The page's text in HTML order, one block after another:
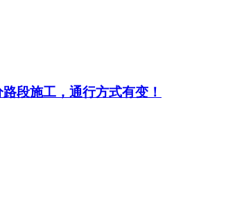
段施工，通行方式有变！